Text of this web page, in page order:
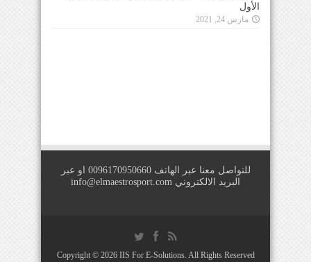
الأول
مارس 24, 2021
للتواصل معنا عبر الهاتف 0096170950660 او عبر
البريد الالكتروني info@elmaestrosport.com
Copyright © 2026 IIS For E-Solutions. All Rights Reserved